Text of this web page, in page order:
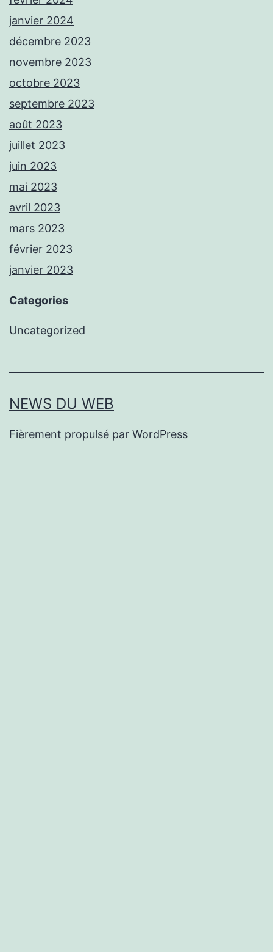
janvier 2024
décembre 2023
novembre 2023
octobre 2023
septembre 2023
août 2023
juillet 2023
juin 2023
mai 2023
avril 2023
mars 2023
février 2023
janvier 2023
Categories
Uncategorized
NEWS DU WEB
Fièrement propulsé par WordPress